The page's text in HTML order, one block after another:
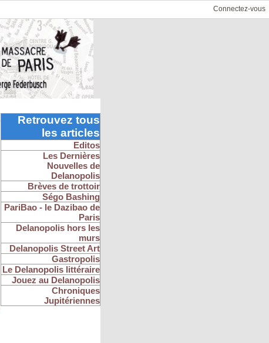
Connectez-vous
Retrouvez tous
les articles
Editos
Les Dernières
Nouvelles de
Delanopolis
Brèves de trottoir
Ségo Bashing
PariBao - le Dazibao de
Paris
Delanopolis hors les
murs
Delanopolis Street Art
Gastropolis
Le Delanopolis littéraire
Jouez au Delanopolis
Chroniques
Jupitériennes